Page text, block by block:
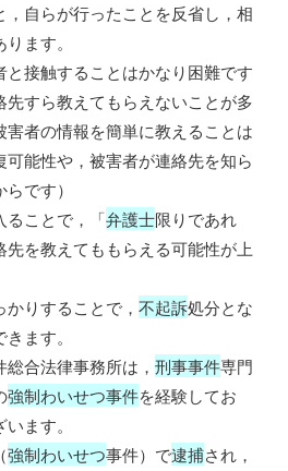
自らが行ったことを反省し，相
ます。
接触することはかなり困難です
先すら教えてもらえないことが多
者の情報を簡単に教えることは
可能性や，被害者が連絡先を知ら
です）
ることで，「弁護士限りであれ
を教えてももらえる可能性が上
かりすることで，不起訴処分とな
ます。
総合法律事務所は，刑事事件専門
強制わいせつ事件を経験してお
ます。
（強制わいせつ事件）で逮捕され，